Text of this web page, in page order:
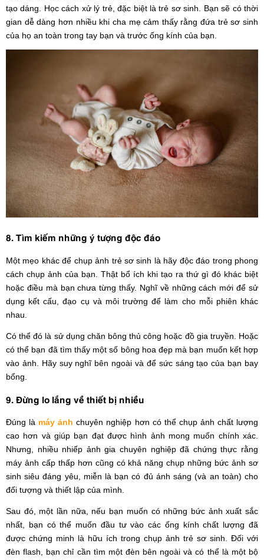
tạo dáng. Học cách xử lý trẻ, đặc biệt là trẻ sơ sinh. Bạn sẽ có thời
gian dễ dàng hơn nhiều khi cha mẹ cảm thấy rằng đứa trẻ sơ sinh
của họ an toàn trong tay bạn và trước ống kính của bạn.
8. Tìm kiếm những ý tượng độc đáo
Một mẹo khác để chụp ảnh trẻ sơ sinh là hãy độc đáo trong phong
cách chụp ảnh của bạn. Thật bổ ích khi tạo ra thứ gì đó khác biệt
hoặc điều mà bạn chưa từng thấy. Nghĩ về những cách mới để sử
dụng kết cấu, đạo cụ và môi trường để làm cho mỗi phiên khác
nhau.
Có thể đó là sử dụng chăn bông thủ công hoặc đồ gia truyền. Hoặc
có thể bạn đã tìm thấy một số bông hoa đẹp mà bạn muốn kết hợp
vào ảnh. Hãy suy nghĩ bên ngoài và để sức sáng tạo của bạn bay
bổng.
9. Đừng lo lắng về thiết bị nhiều
Đúng là máy ảnh chuyên nghiệp hơn có thể chụp ảnh chất lượng
cao hơn và giúp bạn đạt được hình ảnh mong muốn chính xác.
Nhưng, nhiều nhiếp ảnh gia chuyên nghiệp đã chứng thực rằng
máy ảnh cấp thấp hơn cũng có khả năng chụp những bức ảnh sơ
sinh siêu đáng yêu, miễn là bạn có đủ ánh sáng (và an toàn) cho
đối tượng và thiết lập của mình.
Sau đó, một lần nữa, nếu bạn muốn có những bức ảnh xuất sắc
nhất, bạn có thể muốn đầu tư vào các ống kính chất lượng đã
được chứng minh là hữu ích trong chụp ảnh trẻ sơ sinh. Đối với
đèn flash, bạn chỉ cần tìm một đèn bên ngoài và có thể là một bộ